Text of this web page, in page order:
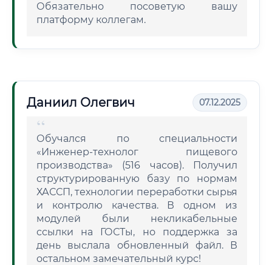
Обязательно посоветую вашу
платформу коллегам.
Даниил Олегвич 07.12.2025
Обучался по специальности
«Инженер-технолог пищевого
производства» (516 часов). Получил
структурированную базу по нормам
ХАССП, технологии переработки сырья
и контролю качества. В одном из
модулей были некликабельные
ссылки на ГОСТы, но поддержка за
день выслала обновленный файл. В
остальном замечательный курс!